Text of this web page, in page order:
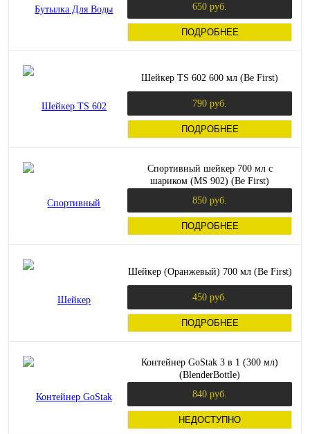
650 руб.
ПОДРОБНЕЕ
Шейкер TS 602 600 мл (Be First)
790 руб.
ПОДРОБНЕЕ
Спортивный шейкер 700 мл с
шариком (MS 902) (Be First)
850 руб.
ПОДРОБНЕЕ
Шейкер (Оранжевый) 700 мл (Be First)
450 руб.
ПОДРОБНЕЕ
Контейнер GoStak 3 в 1 (300 мл)
(BlenderBottle)
840 руб.
НЕДОСТУПНО